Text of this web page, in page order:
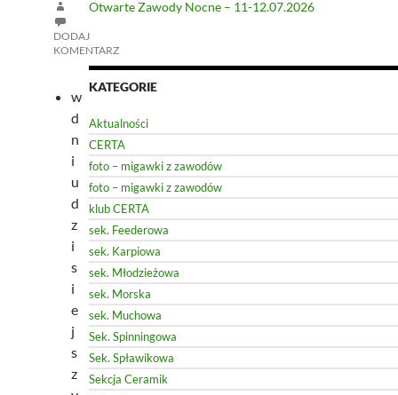
DODAJ
KOMENTARZ
w
d
n
i
u
d
z
i
s
i
e
j
s
z
Otwarte Zawody Nocne – 11-12.07.2026
KATEGORIE
Aktualności
CERTA
foto – migawki z zawodów
foto – migawki z zawodów
klub CERTA
sek. Feederowa
sek. Karpiowa
sek. Młodzieżowa
sek. Morska
sek. Muchowa
Sek. Spinningowa
Sek. Spławikowa
Sekcja Ceramik